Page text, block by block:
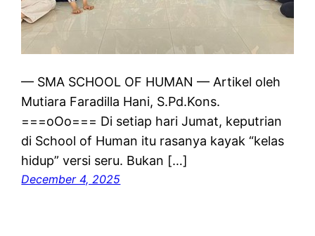
— SMA SCHOOL OF HUMAN — Artikel oleh
Mutiara Faradilla Hani, S.Pd.Kons.
===oOo=== Di setiap hari Jumat, keputrian
di School of Human itu rasanya kayak “kelas
hidup” versi seru. Bukan […]
December 4, 2025